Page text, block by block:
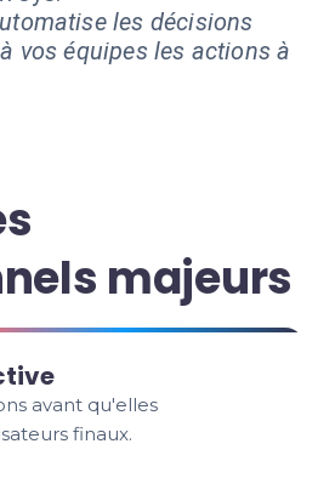
les décisions
vos équipes les actions à
majeurs
avant qu'elles
finaux.